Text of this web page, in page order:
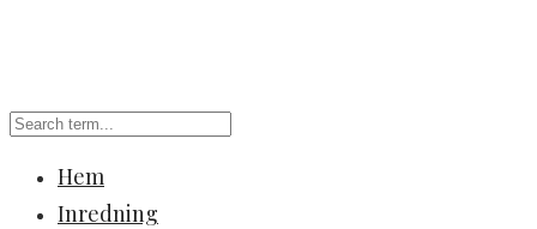
Hem
Inredning